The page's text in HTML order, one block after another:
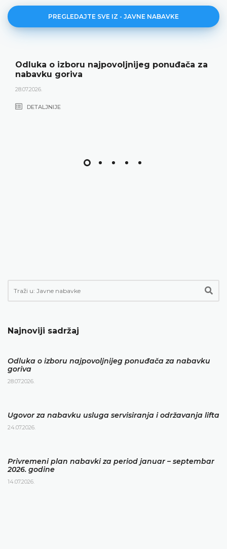
PREGLEDAJTE SVE IZ - JAVNE NABAVKE
Odluka o izboru najpovoljnijeg ponuđača za
nabavku goriva
28.07.2026.
DETALJNIJE
Najnoviji sadržaj
Odluka o izboru najpovoljnijeg ponuđača za nabavku
goriva
28.07.2026.
Ugovor za nabavku usluga servisiranja i održavanja lifta
24.07.2026.
Privremeni plan nabavki za period januar – septembar
2026. godine
14.07.2026.